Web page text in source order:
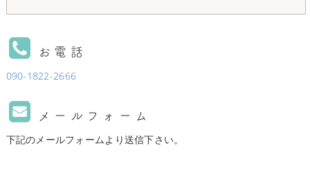
お電話
090-1822-2666
メールフォーム
下記のメールフォームより送信下さい。